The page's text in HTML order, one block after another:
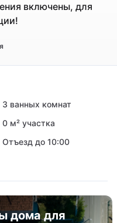
включены, для
3 ванных комнат
0 м² участка
Отъезд до 10:00
дома для